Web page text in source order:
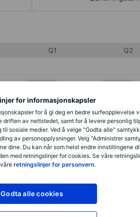
for informasjonskapsler
for å gi deg en bedre surfeopplevelse
driften av nettstedet, samt for å levere personlig
sosiale medier. Ved å velge "Godta alle"
av personopplysninger. Velg "Administrer
dine. Du kan når som helst endre innstillingene
med retningslinjer for cookies. Se våre
retningslinjer for personvern.
Godta alle cookies
Q1 Q2
XXXXXXX XXXXXXX
XXXXXXX
XXXXXXX XXXXXXX
XXXXXXX XXXXXXX
XXXXXXX
XXXXXXX